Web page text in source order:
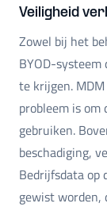
Veiligheid
Zowel bij het
BYOD-
te krijgen.
probleem is om
gebruiken.
beschadiging,
Bedrijfsdata op
gewist worden,